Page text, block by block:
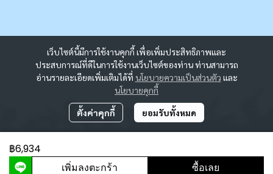
฿6,934
เพิ่มลงตะกร้า ซื้อเลย
เว็บไซต์นี้มีการใช้งานคุกกี้ เพื่อเพิ่มประสิทธิภาพและ
ประสบการณ์ที่ดีในการใช้งานเว็บไซต์ของท่าน ท่านสามารถ
อ่านรายละเอียดเพิ่มเติมได้ที่ นโยบายความเป็นส่วนตัว และ
นโยบายคุกกี้
ตั้งค่าคุกกี้ ยอมรับทั้งหมด
ผู้เข้าชมวันนี้1,005